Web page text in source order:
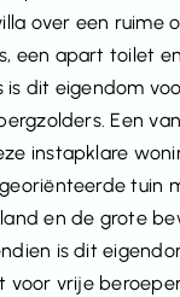
over een ruime
een apart toilet
is dit eigendom
Een
instapklare
tuin
en de grote
is dit
voor vrije